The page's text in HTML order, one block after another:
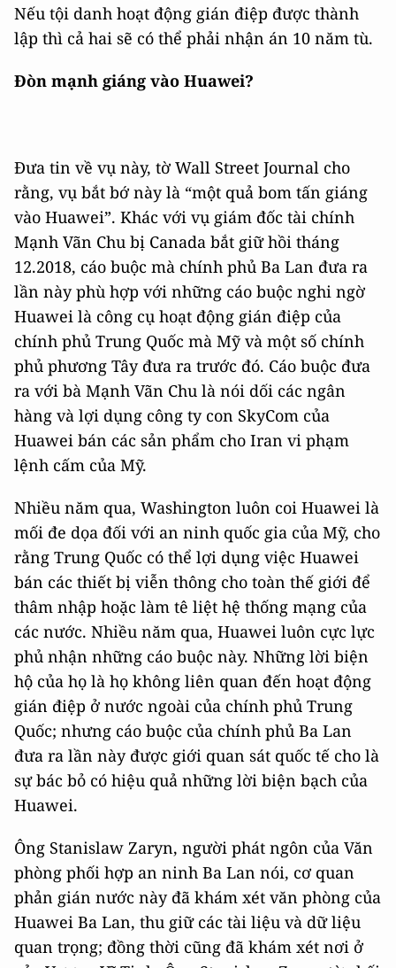
Nếu tội danh hoạt động gián điệp được thành
lập thì cả hai sẽ có thể phải nhận án 10 năm tù.
Đòn mạnh giáng vào Huawei?
Đưa tin về vụ này, tờ Wall Street Journal cho
rằng, vụ bắt bớ này là “một quả bom tấn giáng
vào Huawei”. Khác với vụ giám đốc tài chính
Mạnh Vãn Chu bị Canada bắt giữ hồi tháng
12.2018, cáo buộc mà chính phủ Ba Lan đưa ra
lần này phù hợp với những cáo buộc nghi ngờ
Huawei là công cụ hoạt động gián điệp của
chính phủ Trung Quốc mà Mỹ và một số chính
phủ phương Tây đưa ra trước đó. Cáo buộc đưa
ra với bà Mạnh Vãn Chu là nói dối các ngân
hàng và lợi dụng công ty con SkyCom của
Huawei bán các sản phẩm cho Iran vi phạm
lệnh cấm của Mỹ.
Nhiều năm qua, Washington luôn coi Huawei là
mối đe dọa đối với an ninh quốc gia của Mỹ, cho
rằng Trung Quốc có thể lợi dụng việc Huawei
bán các thiết bị viễn thông cho toàn thế giới để
thâm nhập hoặc làm tê liệt hệ thống mạng của
các nước. Nhiều năm qua, Huawei luôn cực lực
phủ nhận những cáo buộc này. Những lời biện
hộ của họ là họ không liên quan đến hoạt động
gián điệp ở nước ngoài của chính phủ Trung
Quốc; nhưng cáo buộc của chính phủ Ba Lan
đưa ra lần này được giới quan sát quốc tế cho là
sự bác bỏ có hiệu quả những lời biện bạch của
Huawei.
Ông Stanislaw Zaryn, người phát ngôn của Văn
phòng phối hợp an ninh Ba Lan nói, cơ quan
phản gián nước này đã khám xét văn phòng của
Huawei Ba Lan, thu giữ các tài liệu và dữ liệu
quan trọng; đồng thời cũng đã khám xét nơi ở